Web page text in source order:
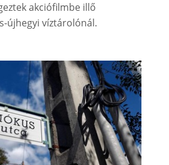
akciófilmbe illő
újhegyi víztárolónál.